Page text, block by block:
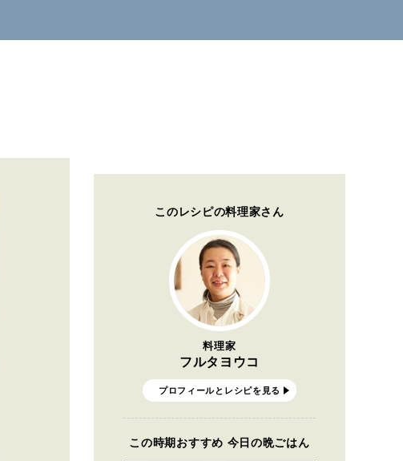
このレシピの料理家さん
料理家
フルタヨウコ
プロフィールとレシピを見る
この時期おすすめ 今日の晩ごはん